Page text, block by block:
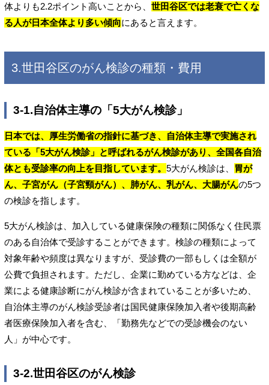
体よりも2.2ポイント高いことから、 世田谷区では老衰で亡くな
る人が日本全体より多い傾向にあると言えます。
3.世田谷区のがん検診の種類・費用
3-1.自治体主導の「5大がん検診」
日本では、厚生労働省の指針に基づき、自治体主導で実施され
ている「5大がん検診」と呼ばれるがん検診があり、全国各自治
体とも受診率の向上を目指しています。 5大がん検診は、
胃が
ん、子宮がん（子宮頸がん）、肺がん、乳がん、大腸がんの5つ
の検診を指します。
5大がん検診は、加入している健康保険の種類に関係なく住民票
のある自治体で受診することができます。検診の種類によって
対象年齢や頻度は異なりますが、受診費の一部もしくは全額が
公費で負担されます。ただし、企業に勤めている方などは、企
業による健康診断にがん検診が含まれていることが多いため、
自治体主導のがん検診受診者は国民健康保険加入者や後期高齢
者医療保険加入者を含む、「勤務先などでの受診機会のない
人」が中心です。
3-2.世田谷区のがん検診